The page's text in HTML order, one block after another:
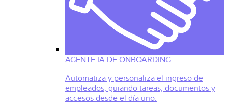
AGENTE IA DE ONBOARDING
Automatiza y personaliza el ingreso de
empleados, guiando tareas, documentos y
accesos desde el día uno.